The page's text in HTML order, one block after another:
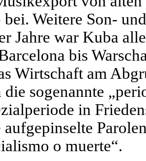
Weitere Son-
Jahre war Kuba
bis
Wirtschaft am
die sogenannte
in
o muerte“.